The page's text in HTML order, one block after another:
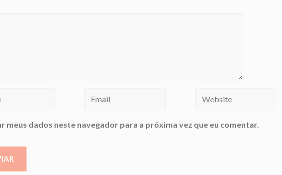
meus dados neste navegador para a próxima vez que eu comentar.